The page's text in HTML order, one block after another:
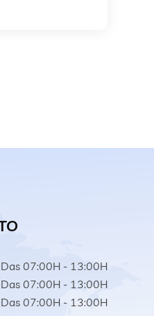
Das 07:00H - 13:00H
Das 07:00H - 13:00H
Das 07:00H - 13:00H